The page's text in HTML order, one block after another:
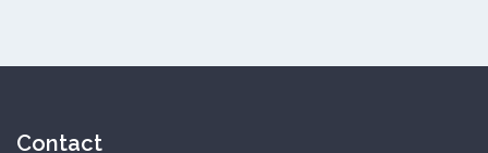
Contact